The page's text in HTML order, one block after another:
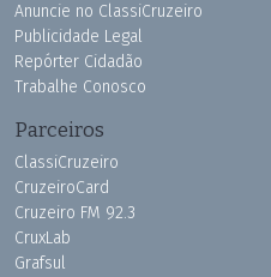
Anuncie no ClassiCruzeiro
Publicidade Legal
Repórter Cidadão
Trabalhe Conosco
Parceiros
ClassiCruzeiro
CruzeiroCard
Cruzeiro FM 92.3
CruxLab
Grafsul